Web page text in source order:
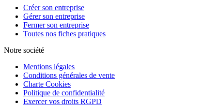
Créer son entreprise
Gérer son entreprise
Fermer son entreprise
Toutes nos fiches pratiques
Notre société
Mentions légales
Conditions générales de vente
Charte Cookies
Politique de confidentialité
Exercer vos droits RGPD